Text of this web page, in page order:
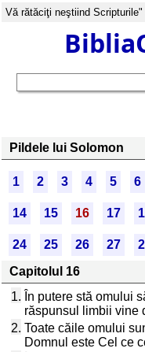
Vă rătăciţi neştiind
Pildele lui Solomon
1 2 3 4 5 6
14 15 16 17
24 25 26 27
Capitolul 16
1. În putere stă omului
răspunsul limbii vine
2. Toate căile omului
Domnul este Cel ce